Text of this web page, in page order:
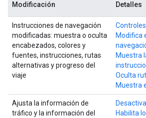
Modificación Detalles
Instrucciones de navegación
modificadas: muestra o oculta
encabezados, colores y
fuentes, instrucciones, rutas
alternativas y progreso del
viaje
Modifica
Muestra
Oculta
Muestra
Ajusta la información de
tráfico y la información del
Habilita